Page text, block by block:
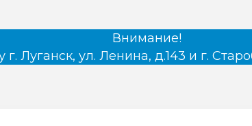
Внимание!
Луганск, ул. Ленина, д.143 и г.